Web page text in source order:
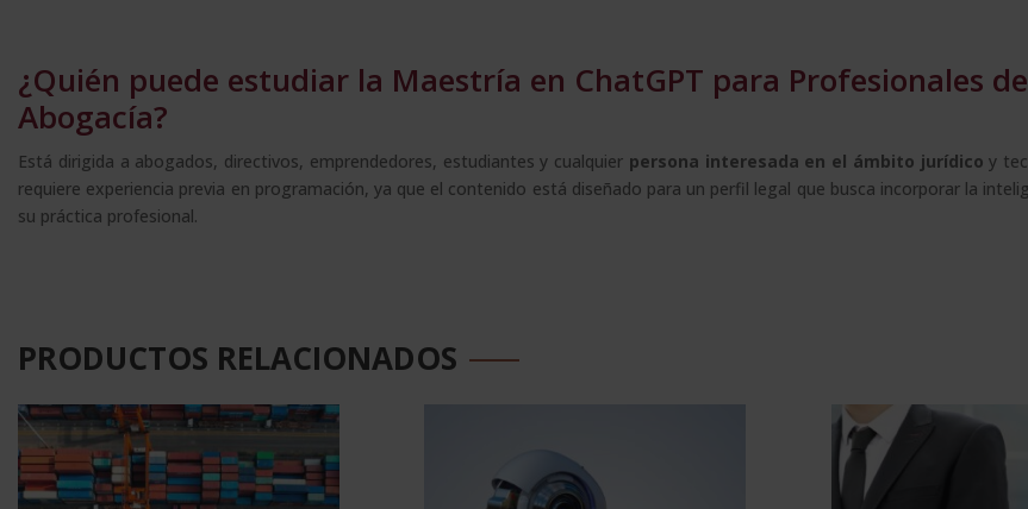
¿Quién puede estudiar la Maestría en ChatGPT para Profesionales
Abogacía?
Está dirigida a abogados, directivos, emprendedores, estudiantes y cualquier persona interesada en el ámbito jurídico y
requiere experiencia previa en programación, ya que el contenido está diseñado para un perfil legal que busca incorporar la
su práctica profesional.
PRODUCTOS RELACIONADOS